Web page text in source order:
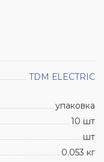
TDM ЕLECTRIC
упаковка
10 шт
шт
0.053 кг